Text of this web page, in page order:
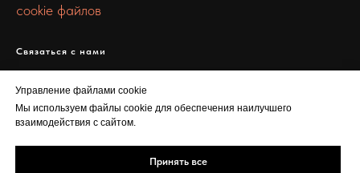
Управление файлами cookie
Мы используем файлы cookie для обеспечения наилучшего
взаимодействия с сайтом.
Принять все
cookie файлов
Связаться с нами
+7 912 672 7327